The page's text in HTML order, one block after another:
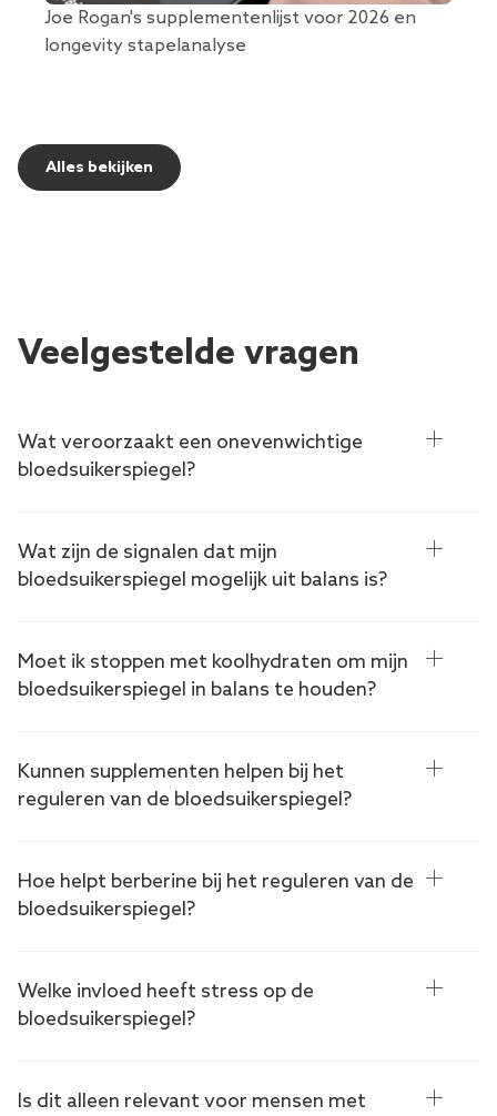
Joe Rogan's supplementenlijst voor 2026 en
longevity stapelanalyse
Alles bekijken
Veelgestelde vragen
Wat veroorzaakt een onevenwichtige
bloedsuikerspiegel?
Wat zijn de signalen dat mijn
bloedsuikerspiegel mogelijk uit balans is?
Moet ik stoppen met koolhydraten om mijn
bloedsuikerspiegel in balans te houden?
Kunnen supplementen helpen bij het
reguleren van de bloedsuikerspiegel?
Hoe helpt berberine bij het reguleren van de
bloedsuikerspiegel?
Welke invloed heeft stress op de
bloedsuikerspiegel?
Is dit alleen relevant voor mensen met